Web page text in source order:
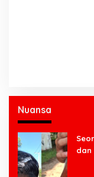
Nuansa
dan